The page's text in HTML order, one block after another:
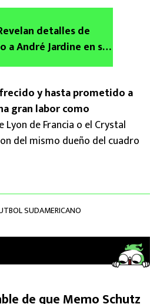
detalles de
André Jardine en su
y hasta prometido a
gran labor como
Lyon de Francia o el Crystal
del mismo dueño del cuadro
SUDAMERICANO